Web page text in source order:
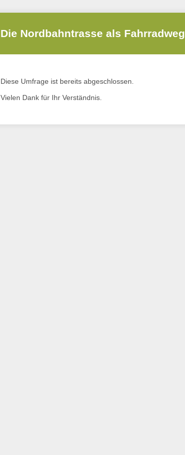
Die Nordbahntrasse als Fahrradweg
Diese Umfrage ist bereits abgeschlossen.
Vielen Dank für Ihr Verständnis.